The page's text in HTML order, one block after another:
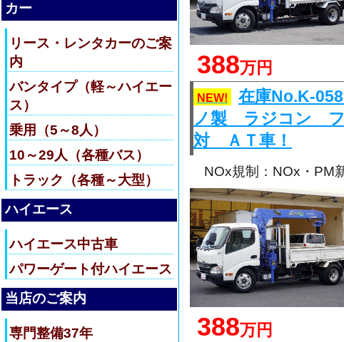
カー
リース・レンタカーのご案
内
バンタイプ（軽～ハイエー
ス）
乗用（5～8人）
10～29人（各種バス）
トラック（各種～大型）
ハイエース
ハイエース中古車
パワーゲート付ハイエース
当店のご案内
専門整備37年
388万円
NEW!
在庫No.K-
ノ製 ラジコン フ
対 ＡＴ車！
NOx規制：NOx・PM
388万円